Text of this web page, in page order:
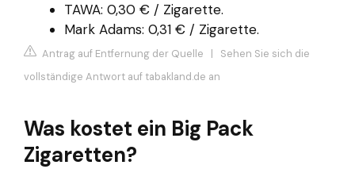
TAWA: 0,30 € / Zigarette.
Mark Adams: 0,31 € / Zigarette.
Antrag auf Entfernung der Quelle | Sehen Sie sich die
vollständige Antwort auf tabakland.de an
Was kostet ein Big Pack
Zigaretten?